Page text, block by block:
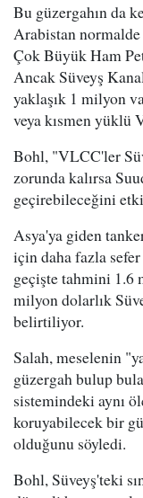
Bu güzergahın da
Arabistan
Çok Büyük Ham
Ancak Süveyş
yaklaşık 1 milyon
veya kısmen yüklü
Bohl, "VLCC'ler
zorunda kalırsa
geçirebileceğini
Asya'ya giden
için daha fazla
geçişte tahmini 1.6
milyon dolarlık
belirtiliyor.
Salah, meselenin
güzergah bulup
sistemindeki aynı
koruyabilecek bir
olduğunu söyledi.
Bohl, Süveyş'teki